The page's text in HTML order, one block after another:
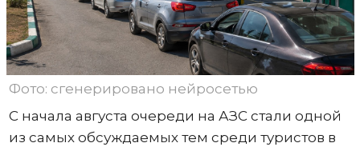
Фото: сгенерировано нейросетью
С начала августа очереди на АЗС стали одной
из самых обсуждаемых тем среди туристов в